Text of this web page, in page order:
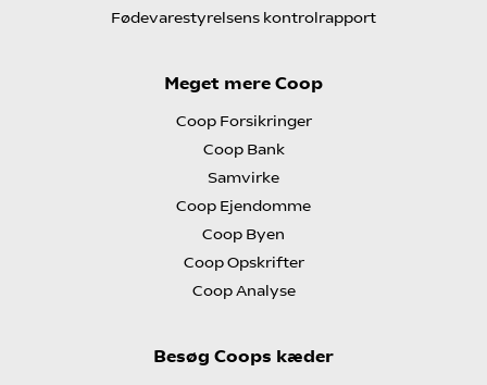
Fødevarestyrelsens kontrolrapport
Meget mere Coop
Coop Forsikringer
Coop Bank
Samvirke
Coop Ejendomme
Coop Byen
Coop Opskrifter
Coop Analyse
Besøg Coops kæder